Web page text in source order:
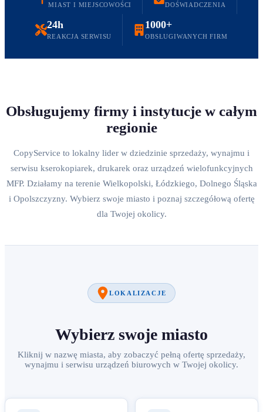
MIAST I MIEJSCOWOŚCI DOŚWIADCZENIA
24h
REAKCJA SERWISU
1000+
OBSŁUGIWANYCH FIRM
Obsługujemy firmy i instytucje w całym
regionie
CopyService to lokalny lider w dziedzinie sprzedaży, wynajmu i
serwisu kserokopiarek, drukarek oraz urządzeń wielofunkcyjnych
MFP. Działamy na terenie Wielkopolski, Łódzkiego, Dolnego Śląska
i Opolszczyzny. Wybierz swoje miasto i poznaj szczegółową ofertę
dla Twojej okolicy.
LOKALIZACJE
Wybierz swoje miasto
Kliknij w nazwę miasta, aby zobaczyć pełną ofertę sprzedaży,
wynajmu i serwisu urządzeń biurowych w Twojej okolicy.